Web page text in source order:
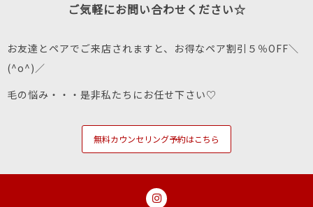
ご気軽にお問い合わせください☆
お友達とペアでご来店されますと、お得なペア割引５％OFF＼
(^o^)／
毛の悩み・・・是非私たちにお任せ下さい♡
無料カウンセリング予約はこちら